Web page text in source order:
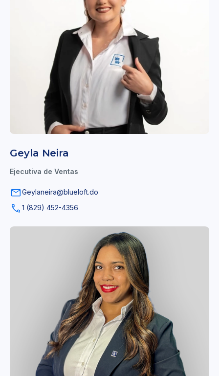
Geyla Neira
Ejecutiva de Ventas
Geylaneira@blueloft.do
1 (829) 452-4356